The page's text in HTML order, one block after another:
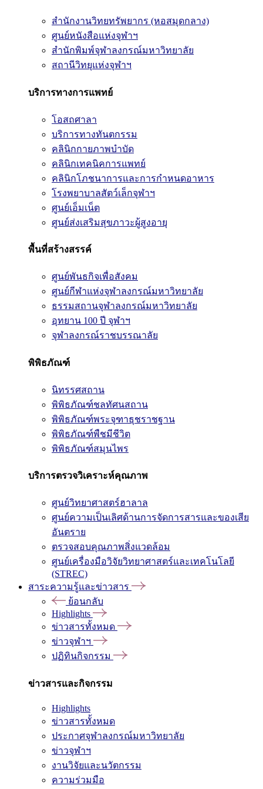
สำนักงานวิทยทรัพยากร (หอสมุดกลาง)
ศูนย์หนังสือแห่งจุฬาฯ
สำนักพิมพ์จุฬาลงกรณ์มหาวิทยาลัย
สถานีวิทยุแห่งจุฬาฯ
บริการทางการแพทย์
โอสถศาลา
บริการทางทันตกรรม
คลินิกกายภาพบำบัด
คลินิกเทคนิคการแพทย์
คลินิกโภชนาการและการกำหนดอาหาร
โรงพยาบาลสัตว์เล็กจุฬาฯ
ศูนย์เอ็มเน็ต
ศูนย์ส่งเสริมสุขภาวะผู้สูงอายุ
พื้นที่สร้างสรรค์
ศูนย์พันธกิจเพื่อสังคม
ศูนย์กีฬาแห่งจุฬาลงกรณ์มหาวิทยาลัย
ธรรมสถานจุฬาลงกรณ์มหาวิทยาลัย
อุทยาน 100 ปี จุฬาฯ
จุฬาลงกรณ์ราชบรรณาลัย
พิพิธภัณฑ์
นิทรรศสถาน
พิพิธภัณฑ์ชลทัศนสถาน
พิพิธภัณฑ์พระจุฑาธุชราชฐาน
พิพิธภัณฑ์พืชมีชีวิต
พิพิธภัณฑ์สมุนไพร
บริการตรวจวิเคราะห์คุณภาพ
ศูนย์วิทยาศาสตร์ฮาลาล
ศูนย์ความเป็นเลิศด้านการจัดการสารและของเสีย
อันตราย
ตรวจสอบคุณภาพสิ่งแวดล้อม
ศูนย์เครื่องมือวิจัยวิทยาศาสตร์และเทคโนโลยี
(STREC)
สาระความรู้และข่าวสาร
ย้อนกลับ
Highlights
ข่าวสารทั้งหมด
ข่าวจุฬาฯ
ปฏิทินกิจกรรม
ข่าวสารและกิจกรรม
Highlights
ข่าวสารทั้งหมด
ประกาศจุฬาลงกรณ์มหาวิทยาลัย
ข่าวจุฬาฯ
งานวิจัยและนวัตกรรม
ความร่วมมือ